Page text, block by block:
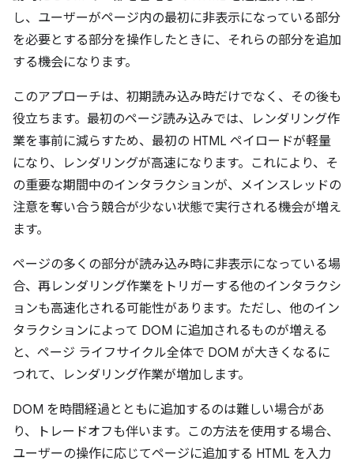
し、ユーザーがページ内の最初に非表示になっている部分
を必要とする部分を操作したときに、それらの部分を追加
する機会になります。
このアプローチは、初期読み込み時だけでなく、その後も
役立ちます。最初のページ読み込みでは、レンダリング作
業を事前に減らすため、最初の HTML ペイロードが軽量
になり、レンダリングが高速になります。これにより、そ
の重要な期間中のインタラクションが、メインスレッドの
注意を奪い合う競合が少ない状態で実行される機会が増え
ます。
ページの多くの部分が読み込み時に非表示になっている場
合、再レンダリング作業をトリガーする他のインタラクシ
ョンも高速化される可能性があります。ただし、他のイン
タラクションによって DOM に追加されるものが増える
と、ページ ライフサイクル全体で DOM が大きくなるに
つれて、レンダリング作業が増加します。
DOM を時間経過とともに追加するのは難しい場合があ
り、トレードオフも伴います。この方法を使用する場合、
ユーザーの操作に応じてページに追加する HTML を入力